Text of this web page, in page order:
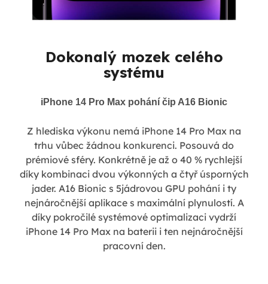
Dokonalý mozek celého
systému
iPhone 14 Pro Max pohání čip A16 Bionic
Z hlediska výkonu nemá iPhone 14 Pro Max na
trhu vůbec žádnou konkurenci. Posouvá do
prémiové sféry. Konkrétně je až o 40 % rychlejší
díky kombinaci dvou výkonných a čtyř úsporných
jader. A16 Bionic s 5jádrovou GPU pohání i ty
nejnáročnější aplikace s maximální plynulostí. A
díky pokročilé systémové optimalizaci vydrží
iPhone 14 Pro Max na baterii i ten nejnáročnější
pracovní den.